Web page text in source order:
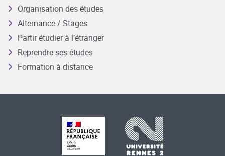
Organisation des études
Alternance / Stages
Partir étudier à l’étranger
Reprendre ses études
Formation à distance